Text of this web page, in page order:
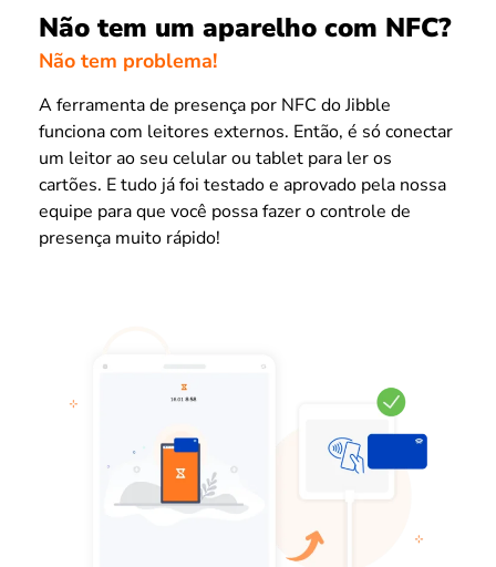
Não tem um aparelho com NFC?
Não tem problema!
A ferramenta de presença por NFC do Jibble
funciona com leitores externos. Então, é só conectar
um leitor ao seu celular ou tablet para ler os
cartões. E tudo já foi testado e aprovado pela nossa
equipe para que você possa fazer o controle de
presença muito rápido!